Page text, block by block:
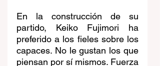
En la construcción de su
partido, Keiko Fujimori ha
preferido a los fieles sobre los
capaces. No le gustan los que
piensan por sí mismos. Fuerza